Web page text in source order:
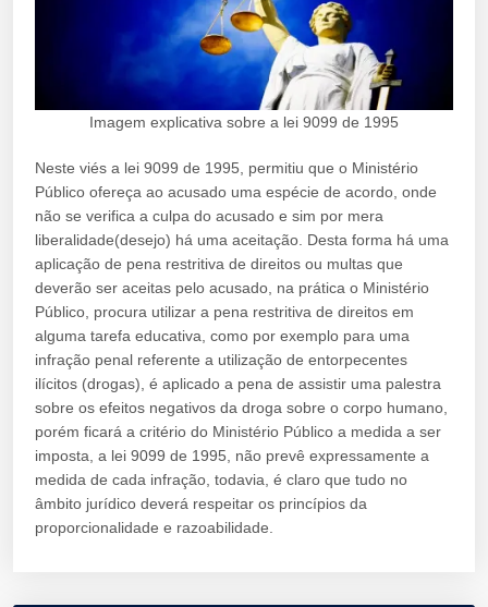
Imagem explicativa sobre a lei 9099 de 1995
Neste viés a lei 9099 de 1995, permitiu que o Ministério
Público ofereça ao acusado uma espécie de acordo, onde
não se verifica a culpa do acusado e sim por mera
liberalidade(desejo) há uma aceitação. Desta forma há uma
aplicação de pena restritiva de direitos ou multas que
deverão ser aceitas pelo acusado, na prática o Ministério
Público, procura utilizar a pena restritiva de direitos em
alguma tarefa educativa, como por exemplo para uma
infração penal referente a utilização de entorpecentes
ilícitos (drogas), é aplicado a pena de assistir uma palestra
sobre os efeitos negativos da droga sobre o corpo humano,
porém ficará a critério do Ministério Público a medida a ser
imposta, a lei 9099 de 1995, não prevê expressamente a
medida de cada infração, todavia, é claro que tudo no
âmbito jurídico deverá respeitar os princípios da
proporcionalidade e razoabilidade.